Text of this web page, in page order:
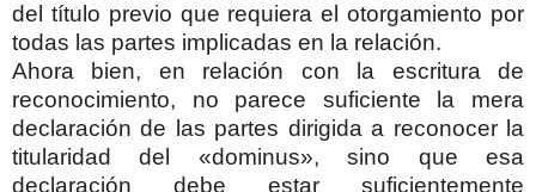
del título previo que requiera el otorgamiento por
todas las partes implicadas en la relación.
Ahora bien, en relación con la escritura de
reconocimiento, no parece suficiente la mera
declaración de las partes dirigida a reconocer la
titularidad del «dominus», sino que esa
declaración debe estar suficientemente